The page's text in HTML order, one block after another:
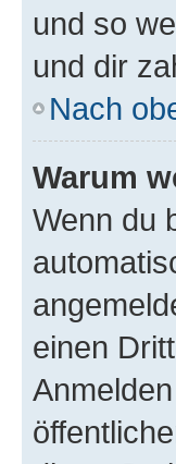
und so
und dir
Nach
Warum
Wenn du
einen